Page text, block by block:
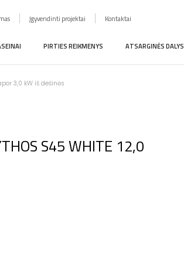
Įgyvendinti projektai Kontaktai
PIRTIES REIKMENYS ATSARGINĖS DALYS
3,0 kW iš dešinės
S45 WHITE 12,0